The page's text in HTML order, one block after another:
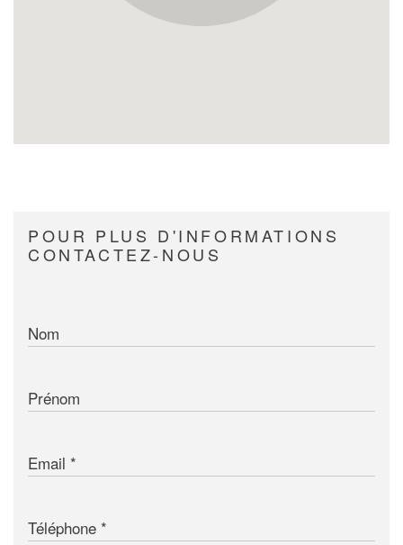
POUR PLUS D'INFORMATIONS
CONTACTEZ-NOUS
Nom
Prénom
Email
Téléphone